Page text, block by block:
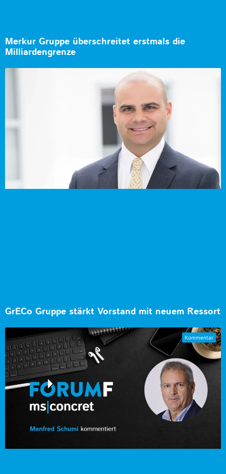
Merkur Gruppe überschreitet erstmals die
Milliardengrenze
GrECo Gruppe stärkt Vorstand mit neuem Ressort